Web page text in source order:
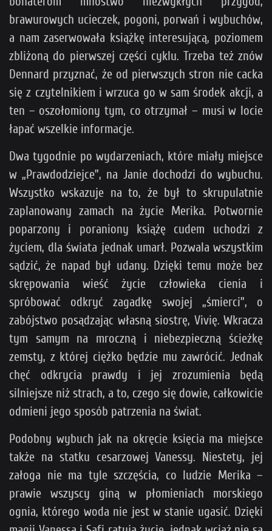
brawurowych ucieczek, pogoni, porwań i wybuchów,
a nam zaserwowała książkę interesującą, poziomem
zbliżoną do pierwszej części cyklu. Trzeba też znów
Dennard przyznać, że od pierwszych stron nie cacka
się z czytelnikiem i wrzuca go w sam środek akcji, a
ten – oszołomiony tym, co otrzymał – musi w locie
łapać wszelkie informacje.
Dwa tygodnie po wydarzeniach, które miały miejsce
w „Prawdodziejce”, na Janie dochodzi do wybuchu.
Wszystko wskazuje na to, że był to skrupulatnie
zaplanowany zamach na życie Merika. Potwornie
poparzony i poraniony książę cudem uchodzi z
życiem, dla świata jednak umarł. Pozwala wszystkim
sądzić, że napad był udany. Dzięki temu może bez
skrępowania wieść życie człowieka cienia i
spróbować odkryć zagadkę swojej „śmierci”, o
zabójstwo posądzając własną siostrę, Vivię. Wkracza
tym samym na mroczną i niebezpieczną ścieżkę
zemsty, z której ciężko będzie mu zawrócić. Jednak
chęć odkrycia prawdy i jej zrozumienia będą
silniejsze niż strach, a to, czego się dowie, całkowicie
odmieni jego sposób patrzenia na świat.
Podobny wybuch jak na okręcie księcia ma miejsce
także na statku cesarzowej Vanessy. Niestety, jej
załoga nie ma tyle szczęścia, co ludzie Merika –
prawie wszyscy giną w płomieniach morskiego
ognia, którego woda nie jest w stanie ugasić. Dzięki